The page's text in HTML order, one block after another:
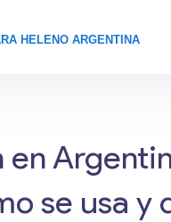
en
se usa y